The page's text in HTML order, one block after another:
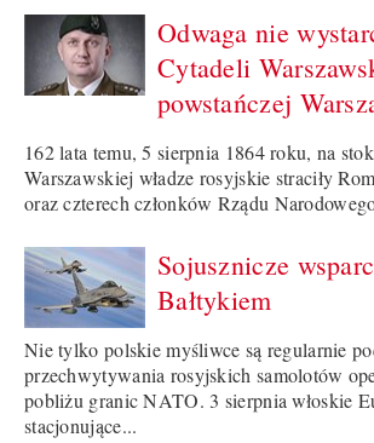
Odwaga nie
Cytadeli
powstańczej
162 lata temu, 5 sierpnia 1864 roku, na
Warszawskiej władze rosyjskie straciły
oraz czterech członków Rządu
Sojusznicze
Bałtykiem
Nie tylko polskie myśliwce są regularnie
przechwytywania rosyjskich samolotów
pobliżu granic NATO. 3 sierpnia włoskie
stacjonujące...